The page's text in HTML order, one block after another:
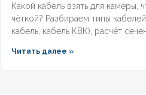
Какой кабель взять для камеры,
чёткой? Разбираем типы
кабель, кабель КВК), расчёт
потери сигнала.
Читать далее »